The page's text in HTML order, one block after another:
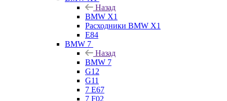
Назад
BMW X1
Расходники BMW X1
E84
BMW 7
Назад
BMW 7
G12
G11
7 Е67
7 F02